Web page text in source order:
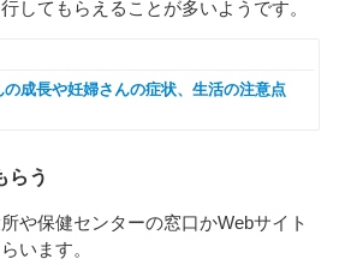
してもらえることが多いようです。
成長や妊婦さんの症状、生活の注意点
らう
や保健センターの窓口かWebサイト
います。